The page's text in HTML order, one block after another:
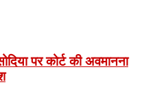
पर कोर्ट की अवमानना